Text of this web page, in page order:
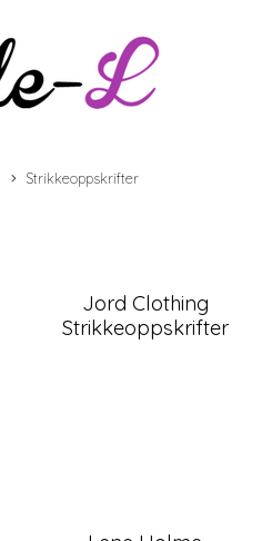
Strikkeoppskrifter
Jord Clothing
Strikkeoppskrifter